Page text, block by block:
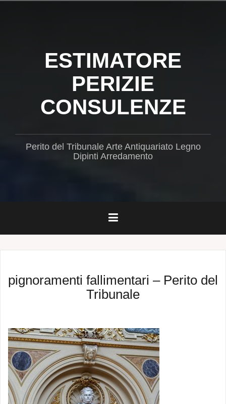
ESTIMATORE
PERIZIE
CONSULENZE
Perito del Tribunale Arte Antiquariato Legno
Dipinti Arredamento
pignoramenti fallimentari – Perito del
Tribunale